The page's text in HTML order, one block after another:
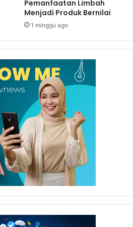
oleh President Director &
Widi kepada sebelas
penghargaan EKI Kategori
suatu bentuk evaluasi
para pekerja selama satu tahun
Badak LNG terhadap
daya manusia para pekerja yang
Pemanfaatan Limbah
Menjadi Produk Bernilai
1 minggu ago